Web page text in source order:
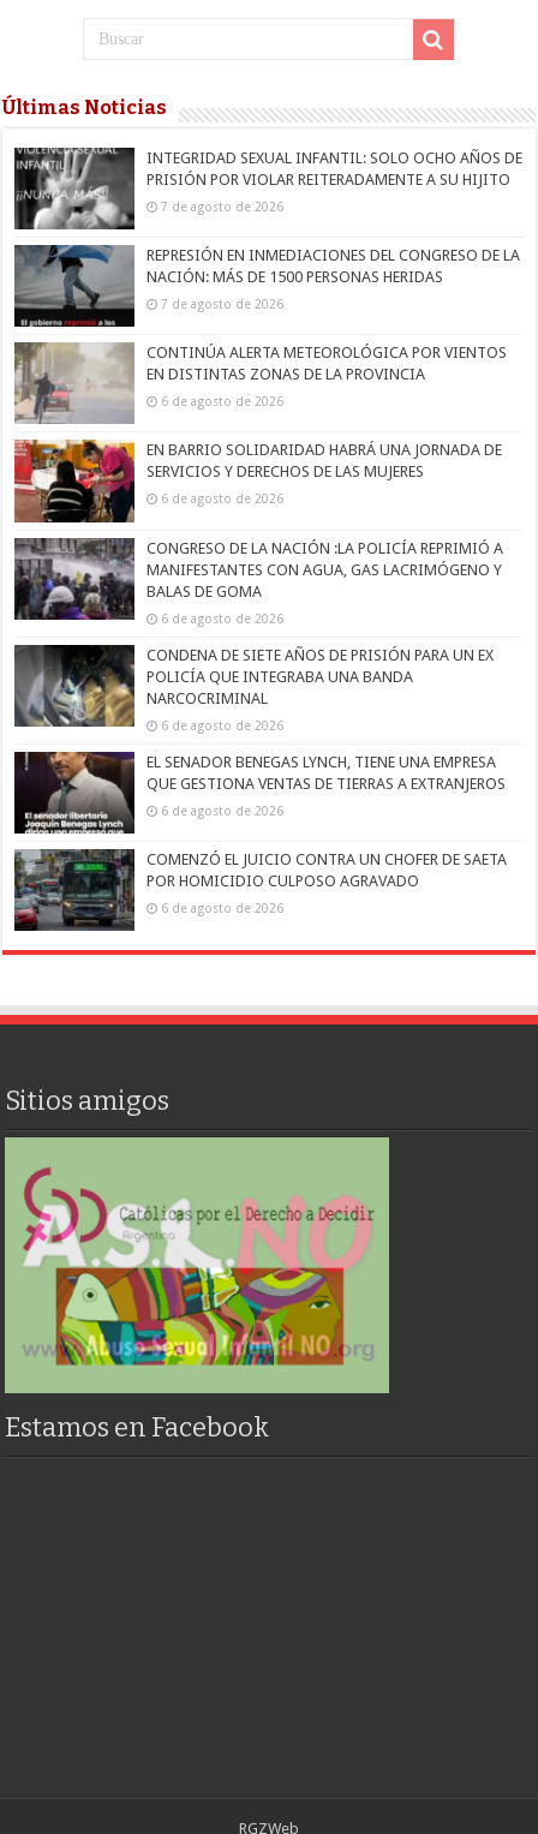
Últimas Noticias
INTEGRIDAD SEXUAL INFANTIL: SOLO OCHO AÑOS DE
PRISIÓN POR VIOLAR REITERADAMENTE A SU HIJITO
7 de agosto de 2026
REPRESIÓN EN INMEDIACIONES DEL CONGRESO DE LA
NACIÓN: MÁS DE 1500 PERSONAS HERIDAS
7 de agosto de 2026
CONTINÚA ALERTA METEOROLÓGICA POR VIENTOS
EN DISTINTAS ZONAS DE LA PROVINCIA
6 de agosto de 2026
EN BARRIO SOLIDARIDAD HABRÁ UNA JORNADA DE
SERVICIOS Y DERECHOS DE LAS MUJERES
6 de agosto de 2026
CONGRESO DE LA NACIÓN :LA POLICÍA REPRIMIÓ A
MANIFESTANTES CON AGUA, GAS LACRIMÓGENO Y
BALAS DE GOMA
6 de agosto de 2026
CONDENA DE SIETE AÑOS DE PRISIÓN PARA UN EX
POLICÍA QUE INTEGRABA UNA BANDA
NARCOCRIMINAL
6 de agosto de 2026
EL SENADOR BENEGAS LYNCH, TIENE UNA EMPRESA
QUE GESTIONA VENTAS DE TIERRAS A EXTRANJEROS
6 de agosto de 2026
COMENZÓ EL JUICIO CONTRA UN CHOFER DE SAETA
POR HOMICIDIO CULPOSO AGRAVADO
6 de agosto de 2026
Sitios amigos
Estamos en Facebook
RGZWeb